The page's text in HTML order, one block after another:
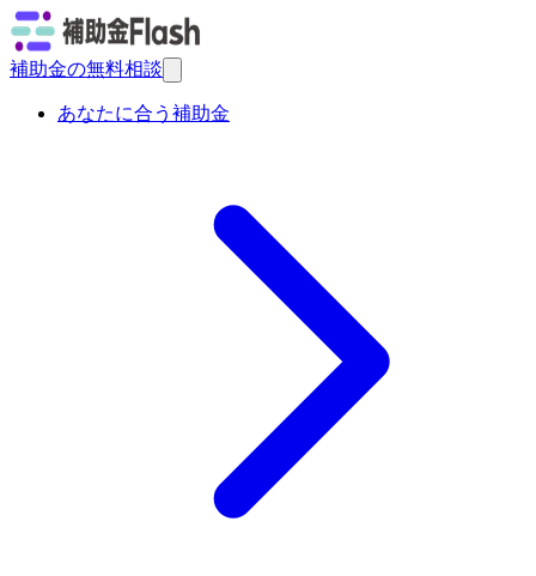
補助金の無料相談
あなたに合う補助金